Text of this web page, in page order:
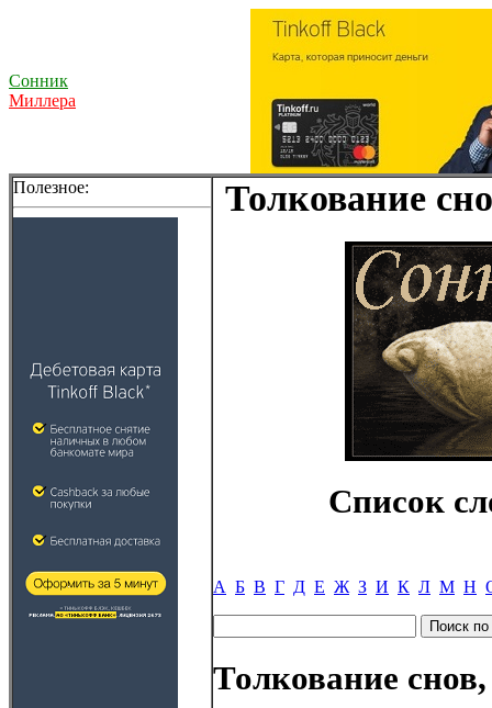
Сонник
Миллера
Полезное: Толкование
Список
А Б В Г Д Е Ж З И К Л М Н
Толкование